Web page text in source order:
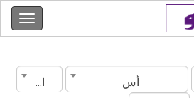
أس
الموديل